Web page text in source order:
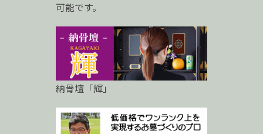
可能です。
納骨壇「輝」